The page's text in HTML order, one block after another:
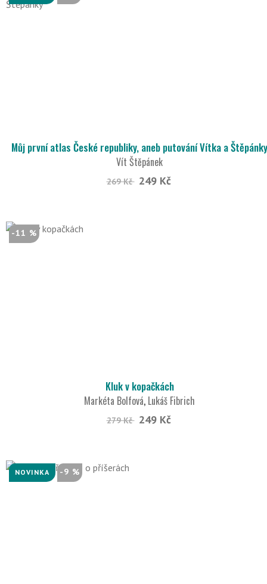
Můj první atlas České republiky, aneb putování Vítka a Štěpánky
Vít Štěpánek
269 Kč 249 Kč
-11 %
Kluk v kopačkách
Markéta Bolfová, Lukáš Fibrich
279 Kč 249 Kč
NOVINKA -9 %